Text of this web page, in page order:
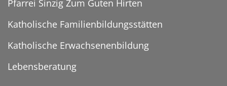
Pfarrei Sinzig Zum Guten Hirten
Katholische Familienbildungsstätten
Katholische Erwachsenenbildung
Lebensberatung